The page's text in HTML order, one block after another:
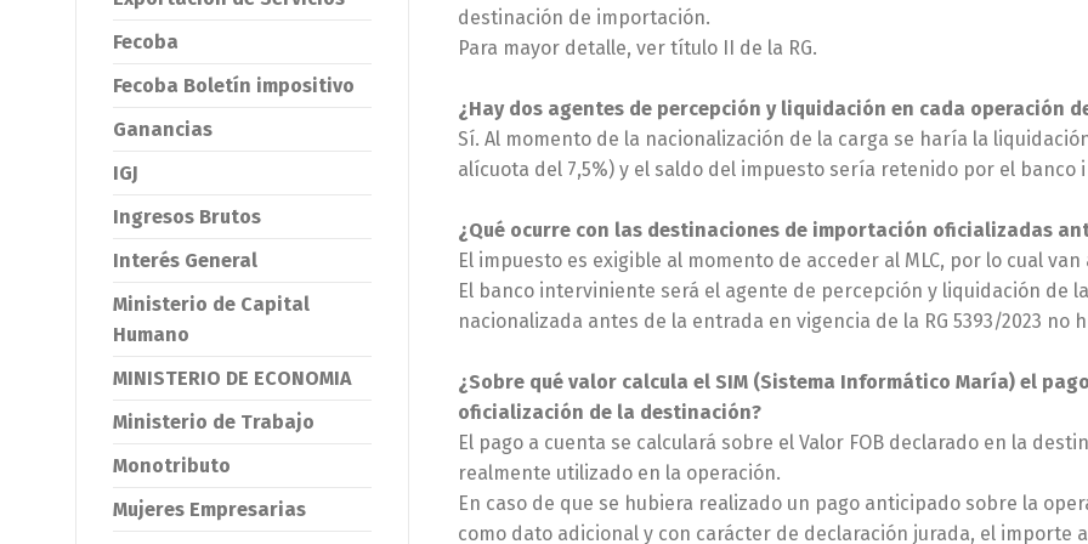
destinación de importación.
Para mayor detalle, ver título II de la RG.
¿Hay dos agentes de percepción y liquidación en cada operación
Sí. Al momento de la nacionalización de la carga se haría la
alícuota del 7,5%) y el saldo del impuesto sería retenido por el banco
¿Qué ocurre con las destinaciones de importación oficializadas
El impuesto es exigible al momento de acceder al MLC, por lo cual van
El banco interviniente será el agente de percepción y liquidación de
nacionalizada antes de la entrada en vigencia de la RG 5393/2023 no
¿Sobre qué valor calcula el SIM (Sistema Informático María) el
oficialización de la destinación?
El pago a cuenta se calculará sobre el Valor FOB declarado en la
realmente utilizado en la operación.
En caso de que se hubiera realizado un pago anticipado sobre la
como dato adicional y con carácter de declaración jurada, el importe
Fecoba
Fecoba Boletín impositivo
Ganancias
IGJ
Ingresos Brutos
Interés General
Ministerio de Capital
Humano
MINISTERIO DE ECONOMIA
Ministerio de Trabajo
Monotributo
Mujeres Empresarias